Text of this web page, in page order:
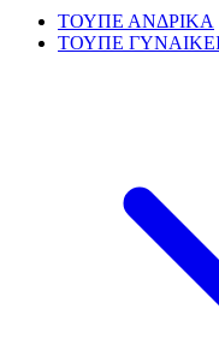
ΤΟΥΠΕ ΑΝΔΡΙΚΑ
ΤΟΥΠΕ